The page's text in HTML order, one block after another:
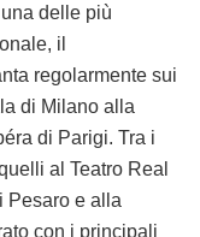
delle più
il
regolarmente sui
di Milano alla
di Parigi. Tra i
al Teatro Real
Pesaro e alla
con i principali